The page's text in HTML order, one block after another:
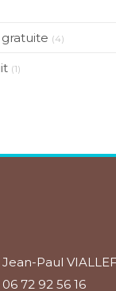
(4)
(1)
Jean-Paul
06 72 92 56 16